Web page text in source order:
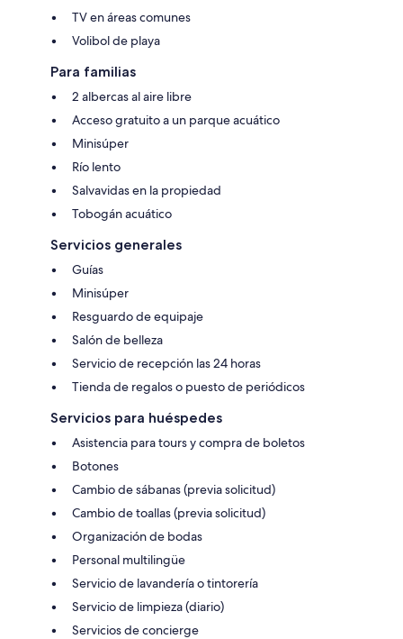
TV en áreas comunes
Volibol de playa
Para familias
2 albercas al aire libre
Acceso gratuito a un parque acuático
Minisúper
Río lento
Salvavidas en la propiedad
Tobogán acuático
Servicios generales
Guías
Minisúper
Resguardo de equipaje
Salón de belleza
Servicio de recepción las 24 horas
Tienda de regalos o puesto de periódicos
Servicios para huéspedes
Asistencia para tours y compra de boletos
Botones
Cambio de sábanas (previa solicitud)
Cambio de toallas (previa solicitud)
Organización de bodas
Personal multilingüe
Servicio de lavandería o tintorería
Servicio de limpieza (diario)
Servicios de concierge